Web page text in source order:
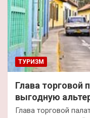
ТУРИЗМ
Глава торговой
выгодную
Глава торговой